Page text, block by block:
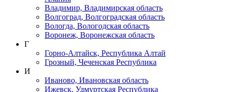
Владимир, Владимирская область
Волгоград, Волгоградская область
Вологда, Вологодская область
Воронеж, Воронежская область
Г
Горно-Алтайск, Республика Алтай
Грозный, Чеченская Республика
И
Иваново, Ивановская область
Ижевск, Удмуртская Республика